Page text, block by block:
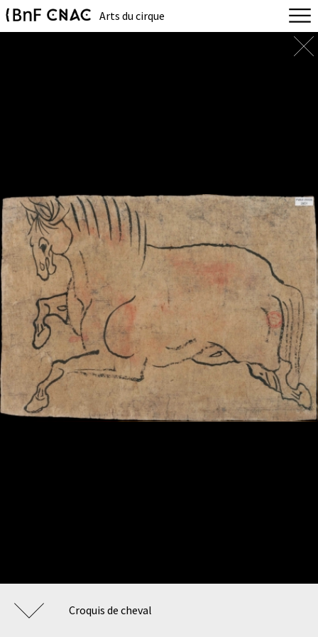
Arts du cirque
Croquis de cheval